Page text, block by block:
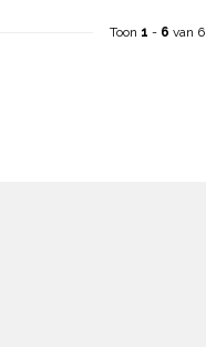
Toon 1 - 6 van 6